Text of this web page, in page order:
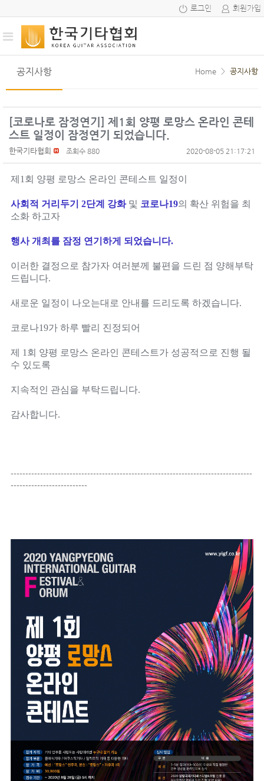
로그인 회원가입
공지사항 Home > 공지사항
[코로나로 잠정연기] 제1회 양평 로망스 온라인 콘테
스트 일정이 잠정연기 되었습니다.
한국기타협회 조회수 880 2020-08-05 21:17:21
제1회 양평 로망스 온라인 콘테스트 일정이
사회적 거리두기 2단계 강화 및 코로나19의 확산 위험을 최
소화 하고자
행사 개최를 잠정 연기하게 되었습니다.
이러한 결정으로 참가자 여러분께 불편을 드린 점 양해부탁
드립니다.
새로운 일정이 나오는대로 안내를 드리도록 하겠습니다.
코로나19가 하루 빨리 진정되어
제 1회 양평 로망스 온라인 콘테스트가 성공적으로 진행 될
수 있도록
지속적인 관심을 부탁드립니다.
감사합니다.
----------------------------------------------------------------------------------
--------------------------